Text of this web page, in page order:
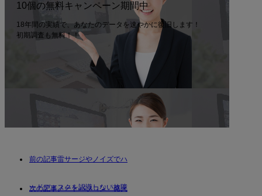
10個の無料キャンペーン期間中
18年間の実績で、あなたのデータを速やかに復旧します！
初期調査も無料！！
雷サージやノイズでハ
ードディスクを認識しない故障
ノートパソコン「発火